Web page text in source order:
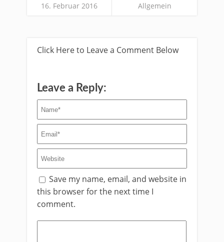
16. Februar 2016 Allgemein
Click Here to Leave a Comment Below
Leave a Reply:
Save my name, email, and website in
this browser for the next time I
comment.